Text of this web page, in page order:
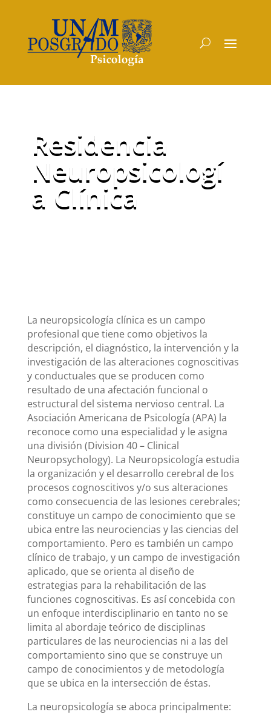
Residencia
Neuropsicologí
a Clínica
La neuropsicología clínica es un campo
profesional que tiene como objetivos la
descripción, el diagnóstico, la intervención y la
investigación de las alteraciones cognoscitivas
y conductuales que se producen como
resultado de una afectación funcional o
estructural del sistema nervioso central. La
Asociación Americana de Psicología (APA) la
reconoce como una especialidad y le asigna
una división (Division 40 – Clinical
Neuropsychology). La Neuropsicología estudia
la organización y el desarrollo cerebral de los
procesos cognoscitivos y/o sus alteraciones
como consecuencia de las lesiones cerebrales;
constituye un campo de conocimiento que se
ubica entre las neurociencias y las ciencias del
comportamiento. Pero es también un campo
clínico de trabajo, y un campo de investigación
aplicado, que se orienta al diseño de
estrategias para la rehabilitación de las
funciones cognoscitivas. Es así concebida con
un enfoque interdisciplinario en tanto no se
limita al abordaje teórico de disciplinas
particulares de las neurociencias ni a las del
comportamiento sino que se construye un
campo de conocimientos y de metodología
que se ubica en la intersección de éstas.
La neuropsicología se aboca principalmente: